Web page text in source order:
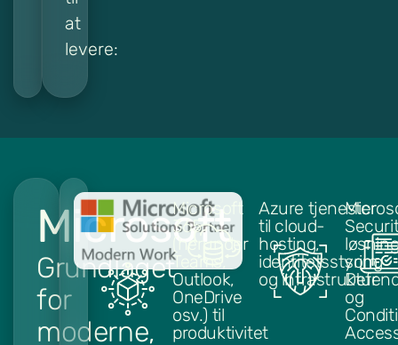
at
levere:
Microsoft
Grundlaget
for
moderne,
Microsoft
365
(herunder
Teams,
Outlook,
OneDrive
osv.) til
produktivitet
Azure tjenester
til cloud-
hosting,
identitetsstyring
og infrastruktur
som
og